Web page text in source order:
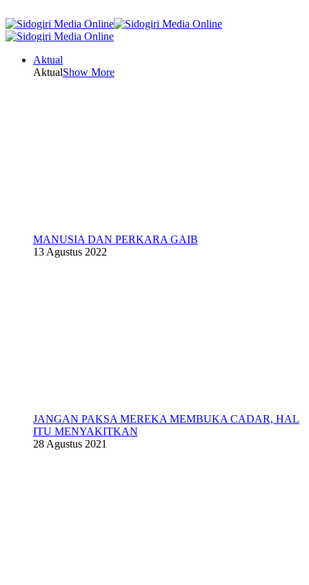
Aktual
AktualShow More
MANUSIA DAN PERKARA GAIB
13 Agustus 2022
JANGAN PAKSA MEREKA MEMBUKA CADAR, HAL
ITU MENYAKITKAN
28 Agustus 2021